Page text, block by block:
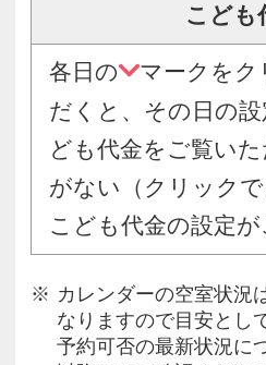
こども
各日の
マークをク
だくと、その日の
ども代金をご覧い
がない（クリック
こども代金の設定が
カレンダーの空室状況
なりますので目安とし
予約可否の最新状況に